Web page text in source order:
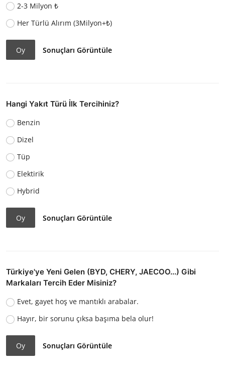
2-3 Milyon ₺
Her Türlü Alırım (3Milyon+₺)
Oy Sonuçları Görüntüle
Hangi Yakıt Türü İlk Tercihiniz?
Benzin
Dizel
Tüp
Elektirik
Hybrid
Oy Sonuçları Görüntüle
Türkiye'ye Yeni Gelen (BYD, CHERY, JAECOO...) Gibi
Markaları Tercih Eder Misiniz?
Evet, gayet hoş ve mantıklı arabalar.
Hayır, bir sorunu çıksa başıma bela olur!
Oy Sonuçları Görüntüle